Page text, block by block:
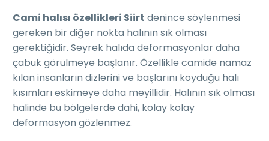
Cami halısı özellikleri Siirt denince söylenmesi
gereken bir diğer nokta halının sık olması
gerektiğidir. Seyrek halıda deformasyonlar daha
çabuk görülmeye başlanır. Özellikle camide namaz
kılan insanların dizlerini ve başlarını koyduğu halı
kısımları eskimeye daha meyillidir. Halının sık olması
halinde bu bölgelerde dahi, kolay kolay
deformasyon gözlenmez.